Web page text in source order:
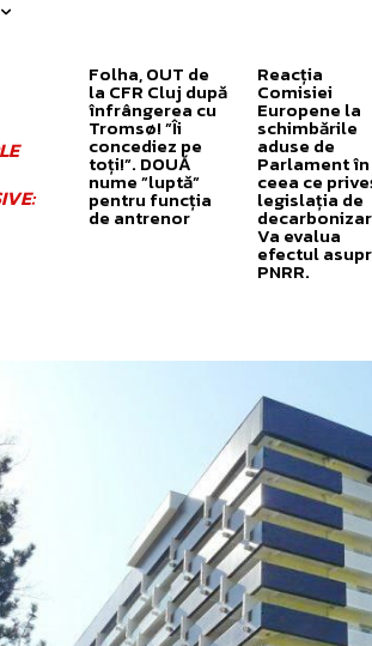
Folha, OUT de
la CFR Cluj după
înfrângerea cu
Tromsø! ”Îi
concediez pe
toți!”. DOUĂ
nume ”luptă”
pentru funcția
de antrenor
Reacția
Comisiei
Europene la
schimbările
aduse de
Parlament în
ceea ce
legislația de
Va evalua
efectul
PNRR.